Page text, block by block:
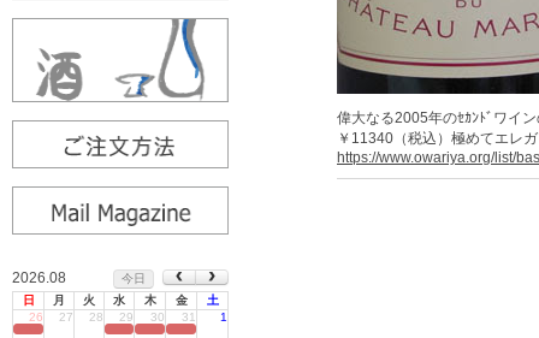
2026.08
今日
日
月 火 水 木 金
土
26
27 28 29 30 31 1
偉大なる2005年のｾｶﾝﾄﾞワイ
￥11340（税込）極めてエレ
https://www.owariya.org/list/